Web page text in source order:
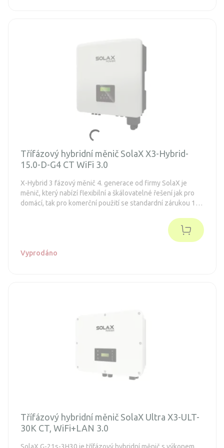
Třífázový hybridní měnič SolaX X3-Hybrid-
15.0-D-G4 CT WiFi 3.0
X-Hybrid 3 fázový měnič 4. generace od firmy SolaX je
měnič, který nabízí flexibilní a škálovatelné řešení jak pro
domácí, tak pro komerční použití se standardní zárukou 10
Vyprodáno
Třífázový hybridní měnič SolaX Ultra X3-ULT-
30K CT, WiFi+LAN 3.0
SolaX G-21s-3H30 je třífázový hybridní měnič s výkonem